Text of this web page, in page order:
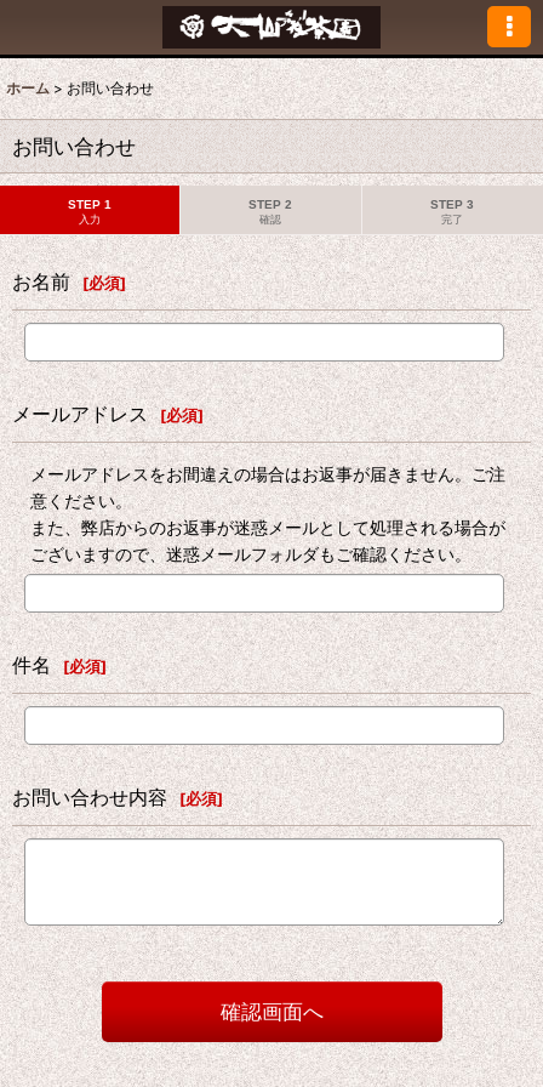
ホーム > お問い合わせ
お問い合わせ
STEP 1
入力
STEP 2
確認
STEP 3
完了
お名前 [必須]
メールアドレス [必須]
メールアドレスをお間違えの場合はお返事が届きません。ご注
意ください。
また、弊店からのお返事が迷惑メールとして処理される場合が
ございますので、迷惑メールフォルダもご確認ください。
件名 [必須]
お問い合わせ内容 [必須]
確認画面へ